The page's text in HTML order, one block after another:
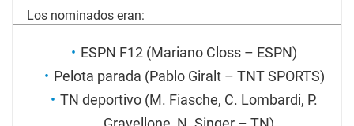
Los nominados eran:
ESPN F12 (Mariano Closs – ESPN)
Pelota parada (Pablo Giralt – TNT SPORTS)
TN deportivo (M. Fiasche, C. Lombardi, P.